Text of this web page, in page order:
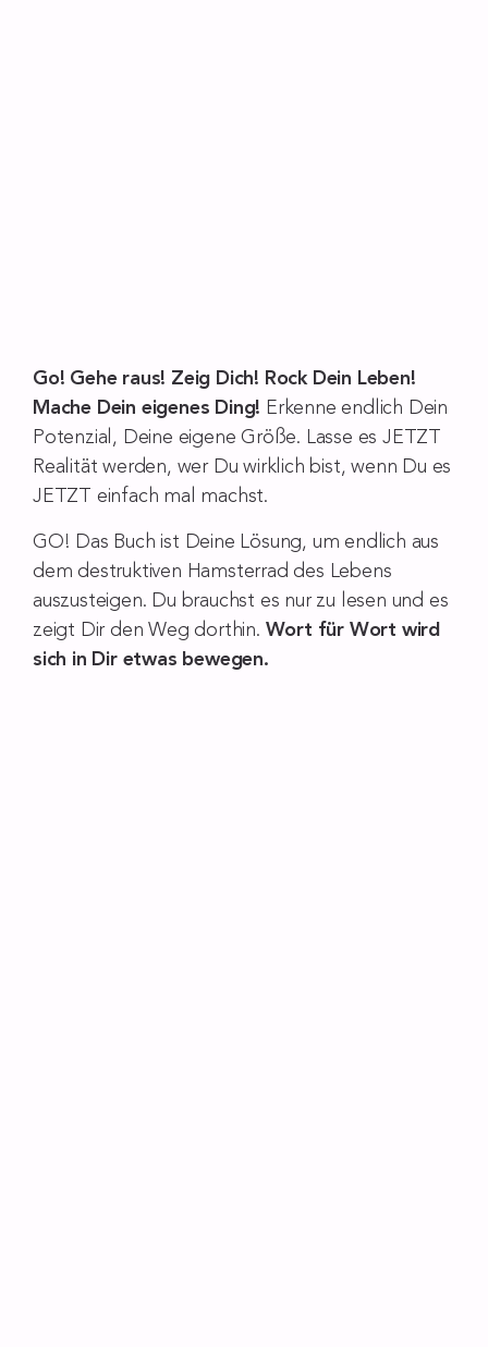
Go! Gehe raus! Zeig Dich! Rock Dein Leben!
Mache Dein eigenes Ding! Erkenne endlich Dein
Potenzial, Deine eigene Größe. Lasse es JETZT
Realität werden, wer Du wirklich bist, wenn Du es
JETZT einfach mal machst.
GO! Das Buch ist Deine Lösung, um endlich aus
dem destruktiven Hamsterrad des Lebens
auszusteigen. Du brauchst es nur zu lesen und es
zeigt Dir den Weg dorthin. Wort für Wort wird
sich in Dir etwas bewegen.